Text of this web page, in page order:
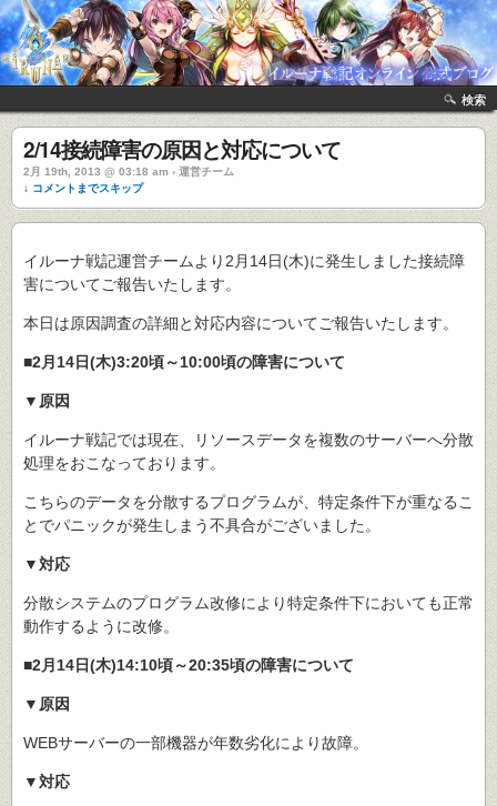
検索
2/14接続障害の原因と対応について
2月 19th, 2013 @ 03:18 am › 運営チーム
↓ コメントまでスキップ
イルーナ戦記運営チームより2月14日(木)に発生しました接続障
害についてご報告いたします。
本日は原因調査の詳細と対応内容についてご報告いたします。
■2月14日(木)3:20頃～10:00頃の障害について
▼原因
イルーナ戦記では現在、リソースデータを複数のサーバーへ分散
処理をおこなっております。
こちらのデータを分散するプログラムが、特定条件下が重なるこ
とでパニックが発生しまう不具合がございました。
▼対応
分散システムのプログラム改修により特定条件下においても正常
動作するように改修。
■2月14日(木)14:10頃～20:35頃の障害について
▼原因
WEBサーバーの一部機器が年数劣化により故障。
▼対応